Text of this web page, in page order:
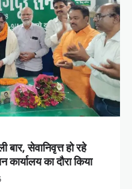
बार, सेवानिवृत्त हो रहे
का दौरा किया